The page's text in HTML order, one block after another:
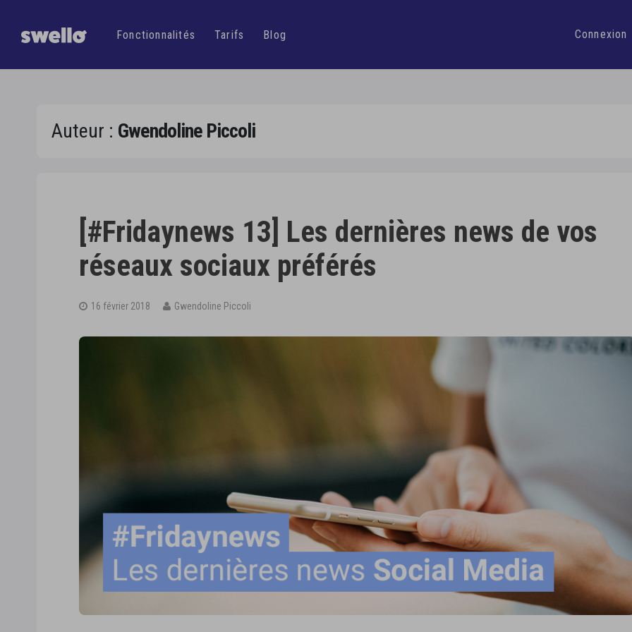
Fonctionnalités Tarifs Blog Connexion
Auteur : Gwendoline Piccoli
[#Fridaynews 13] Les dernières news de vos
réseaux sociaux préférés
16 février 2018 Gwendoline Piccoli